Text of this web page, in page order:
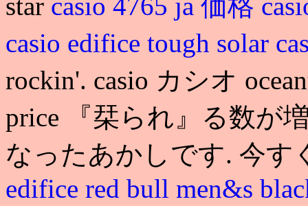
casio edifice tough solar
rockin'. casio カシオ
price 『栞られ』る数が
なったあかしです. 今
edifice red bull men&s